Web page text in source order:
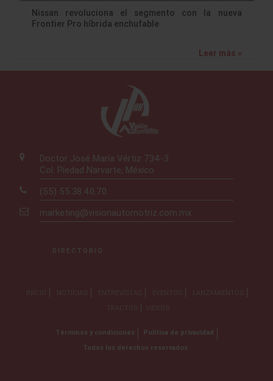
Nissan revoluciona el segmento con la nueva
Frontier Pro híbrida enchufable
Leer más »
Doctor José María Vértiz 734-3
Col. Piedad Narvarte, México
(55) 55.38.40.70
marketing@visionautomotriz.com.mx
DIRECTORIO
INICIO NOTICIAS ENTREVISTAS EVENTOS
LANZAMIENTOS
TRACTOS
VIDEOS
Términos y condiciones
Política de privacidad
Todos los derechos reservados